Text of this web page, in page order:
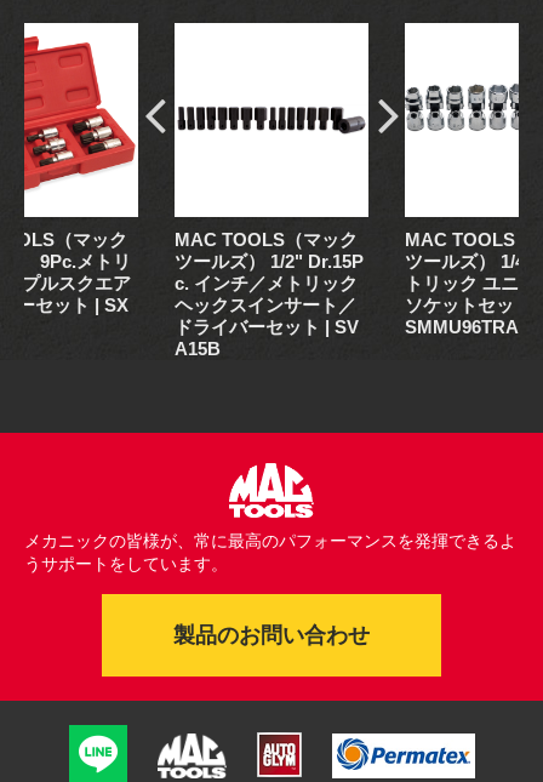
（マック
） 9Pc.メトリ
プルスクエア
ーセット | SX
MAC TOOLS（マック
ツールズ） 1/2" Dr.15P
c. インチ／メトリック
ヘックスインサート／
ドライバーセット | SV
A15B
MAC TOOLS（
ツールズ） 1/
トリック ユニバ
ソケットセット
SMMU96TRA
メカニックの皆様が、常に最高のパフォーマンスを発揮できるよ
うサポートをしています。
製品のお問い合わせ